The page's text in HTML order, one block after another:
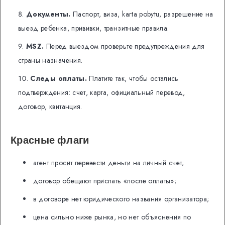
Документы. Паспорт, виза, karta pobytu, разрешение на
выезд ребенка, прививки, транзитные правила.
MSZ. Перед выездом проверьте предупреждения для
страны назначения.
Следы оплаты.Платите так, чтобы остались
подтверждения: счет, карта, официальный перевод,
договор, квитанция.
Красные флаги
агент просит перевести деньги на личный счет;
договор обещают прислать «после оплаты»;
в договоре нет юридического названия организатора;
цена сильно ниже рынка, но нет объяснения по